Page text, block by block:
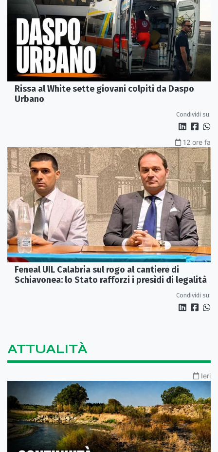
Rissa al White sette giovani colpiti da Daspo
Urbano
Condividi su:
12 ore fa
Feneal UIL Calabria sul rogo al cantiere di
Schiavonea: lo Stato rafforzi i presìdi di legalità
Condividi su:
ATTUALITÀ
Ieri